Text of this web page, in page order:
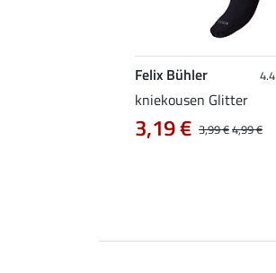
Felix Bühler 4.4
kniekousen Glitter
3,99 €4,99 €
3,19 €